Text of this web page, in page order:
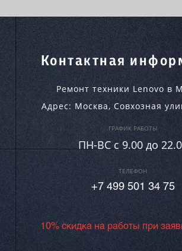
Контактная
Ремонт техники Lenovo в
Адрес: Москва, Совхозная
ГРАФИК РАБОТЫ
ПН-ВC c 9.00 до
ТЕЛЕФОН
+7 499 501 34 75
10% скидка на работы при